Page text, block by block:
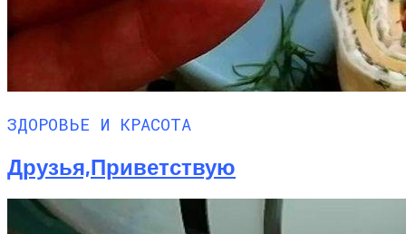
ЗДОРОВЬЕ И КРАСОТА
Друзья,приветствую